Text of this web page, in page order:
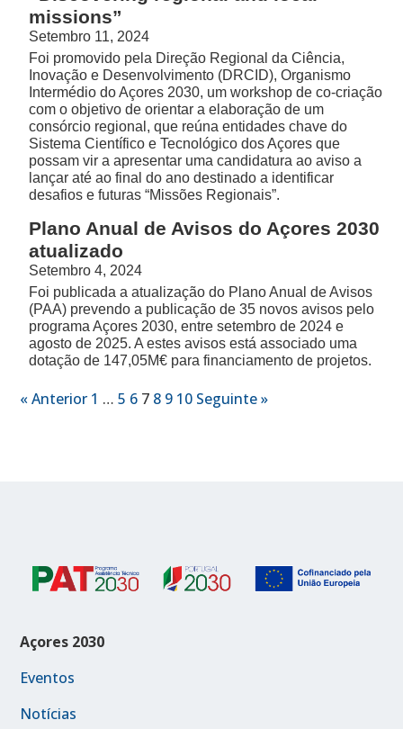
missions”
Setembro 11, 2024
Foi promovido pela Direção Regional da Ciência,
Inovação e Desenvolvimento (DRCID), Organismo
Intermédio do Açores 2030, um workshop de co-criação
com o objetivo de orientar a elaboração de um
consórcio regional, que reúna entidades chave do
Sistema Científico e Tecnológico dos Açores que
possam vir a apresentar uma candidatura ao aviso a
lançar até ao final do ano destinado a identificar
desafios e futuras “Missões Regionais”.
Plano Anual de Avisos do Açores 2030
atualizado
Setembro 4, 2024
Foi publicada a atualização do Plano Anual de Avisos
(PAA) prevendo a publicação de 35 novos avisos pelo
programa Açores 2030, entre setembro de 2024 e
agosto de 2025. A estes avisos está associado uma
dotação de 147,05M€ para financiamento de projetos.
« Anterior 1 … 5 6 7 8 9 10 Seguinte »
Açores 2030
Eventos
Notícias